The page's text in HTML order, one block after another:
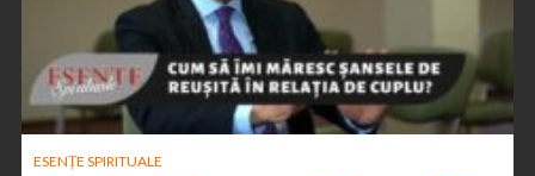
ESENȚE SPIRITUALE